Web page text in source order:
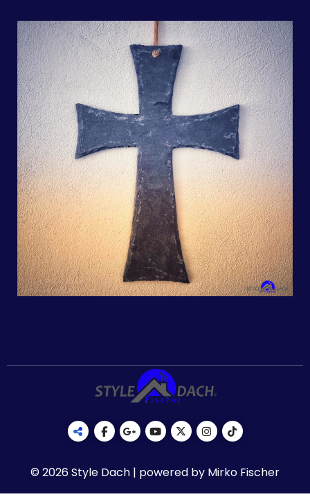
© 2026 Style Dach | powered by Mirko Fischer